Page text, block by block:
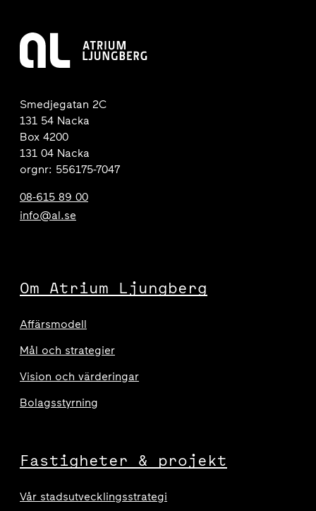
Smedjegatan 2C
131 54 Nacka
Box 4200
131 04 Nacka
orgnr: 556175-7047
08-615 89 00
info@al.se
Om Atrium Ljungberg
Affärsmodell
Mål och strategier
Vision och värderingar
Bolagsstyrning
Fastigheter & projekt
Vår stadsutvecklingsstrategi